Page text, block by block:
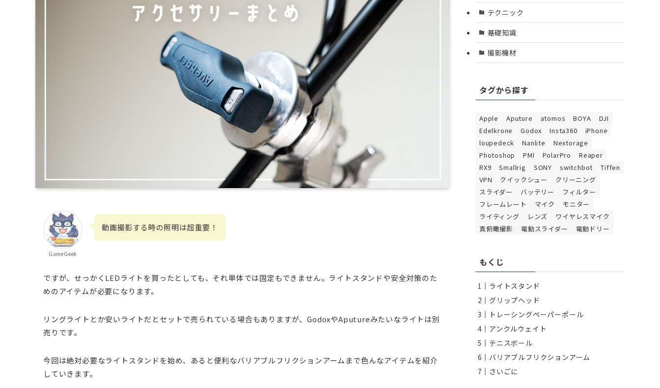
GameGeek
動画撮影する時の照明は超重要！
ですが、せっかくLEDライトを買ったとしても、それ単体では固定もできません。ライトスタンドや安全対策のた
めのアイテムが必要になります。
リングライトとか安いライトだとセットで売られている場合もありますが、GodoxやAputureみたいなライトは別
売りです。
今回は絶対必要なライトスタンドを始め、あると便利なバリアブルフリクションアームまで色んなアイテムを紹介
していきます。
テクニック
基礎知識
撮影機材
タグから探す
Apple Aputure atomos BOYA
DJI
Edelkrone
Godox Insta360
iPhone
loupedeck
Nanlite
Nextorage
Photoshop
PMI PolarPro
Reaper
RX9
Smallrig SONY switchbot
Tiffen
VPN
クイックシュー
クリーニング
スライダー
バッテリー
フィルター
フレームレート
マイク
モニター
ライティング
レンズ
ワイヤレスマイク
真俯瞰撮影
電動スライダー 電動ドリー
もくじ
ライトスタンド
グリップヘッド
トレーシングペーパーポール
アンクルウェイト
テニスボール
バリアブルフリクションアーム
さいごに